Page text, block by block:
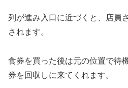
列が進み入口に近づくと、店員
されます。
食券を買った後は元の位置で待
券を回収しに来てくれます。